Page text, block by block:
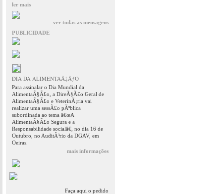
ler mais
ver todas as mensagens
PUBLICIDADE
DIA DA ALIMENTAÃ‡ÃƒO
Para assinalar o Dia Mundial da
AlimentaÃ§Ã£o, a DireÃ§Ã£o Geral de
AlimentaÃ§Ã£o e VeterinÃ¡ria vai
realizar uma sessÃ£o pÃºblica
subordinada ao tema â€œA
AlimentaÃ§Ã£o Segura e a
Responsabilidade socialâ€, no dia 16 de
Outubro, no AuditÃ³rio da DGAV, em
Oeiras.
mais informações
Faça aqui o pedido